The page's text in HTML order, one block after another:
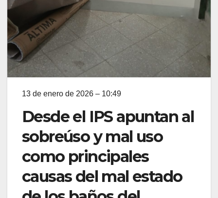
13 de enero de 2026 – 10:49
Desde el IPS apuntan al
sobreúso y mal uso
como principales
causas del mal estado